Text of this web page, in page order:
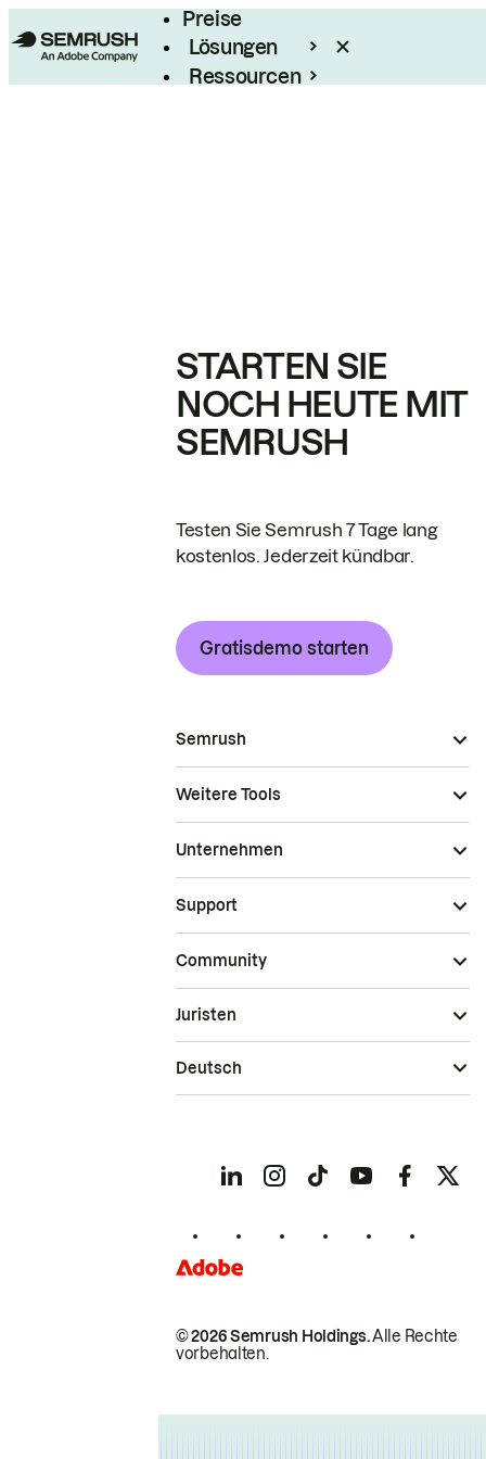
Preise
Lösungen
Ressourcen
STARTEN SIE
NOCH HEUTE MIT
SEMRUSH
Testen Sie Semrush 7 Tage lang
kostenlos. Jederzeit kündbar.
Gratisdemo starten
Semrush
Weitere Tools
Unternehmen
Support
Community
© 2026 Semrush Holdings.Alle Rechte
vorbehalten.
Juristen
Deutsch